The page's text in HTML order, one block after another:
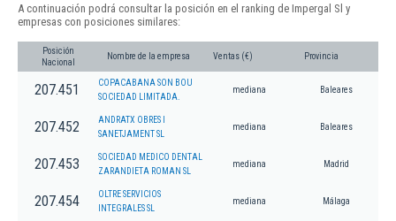
A continuación podrá consultar la posición en el ranking de Impergal Sl y
empresas con posiciones similares:
Posición
Nacional
Nombre de la empresa Ventas (€) Provincia
207.451
COPACABANA SON BOU
SOCIEDAD LIMITADA.
mediana Baleares
207.452
ANDRATX OBRES I
SANETJAMENT SL
mediana Baleares
207.453
SOCIEDAD MEDICO DENTAL
ZARANDIETA ROMAN SL
mediana Madrid
207.454
OLTRE SERVICIOS
INTEGRALES SL
mediana Málaga